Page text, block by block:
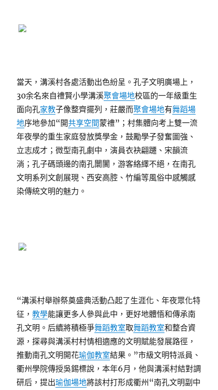
當天，溝溪村各處活動出色紛呈。孔子文明廣場上，
30余名來自禮賢小學溝溪聚會場地校區的一年級重生
面向孔家教子像整齊擺列，莊嚴而聚會場地有舞蹈場
地序地參加“開共享空間蒙禮”；村集體向考上雙一流
年夜學的重生家庭發放獎學金，鼓勵學子發奮圖強、
立志成才；微型南孔劇中，演員衣袂翩躚、宋韻流
淌；孔子碼頭邊的南孔闤闠，游客絡繹不絕，在南孔
文明系列文創展現、西安高腔、竹編等風俗中感觸感
染傳統文明的魅力。
“溝溪村舉辦祭奠盛典活動凸起了生涯化、年夜眾化特
征，教學能讓更多人參與此中，更好地體悟和傳承南
孔文明。后續將積極爭舞蹈教室取舞蹈教室和整合資
源，探尋與溝溪村村情相適應的文明賦能發展路徑，
推動南孔文明開花瑜伽教室結果。”市級文明特派員、
衢州學院傳授吳錫標說，本年6月，他與溝溪村結對調
研后，提出瑜伽場地將該村打形成衢州“南孔文明副中